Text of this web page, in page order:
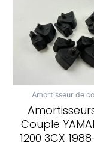
Amortisseur de
Couple
1200 3CX